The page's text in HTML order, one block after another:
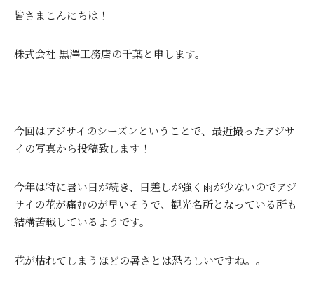
皆さまこんにちは！
株式会社 黒澤工務店の千葉と申します。
今回はアジサイのシーズンということで、最近撮ったアジサ
イの写真から投稿致します！
今年は特に暑い日が続き、日差しが強く雨が少ないのでアジ
サイの花が痛むのが早いそうで、観光名所となっている所も
結構苦戦しているようです。
花が枯れてしまうほどの暑さとは恐ろしいですね。。